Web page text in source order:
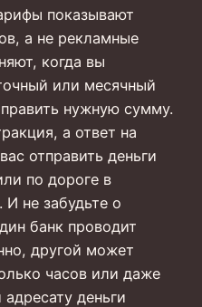
показывают
а не рекламные
когда вы
или месячный
нужную сумму.
а ответ на
отправить деньги
по дороге в
И не забудьте о
банк проводит
другой может
часов или даже
деньги